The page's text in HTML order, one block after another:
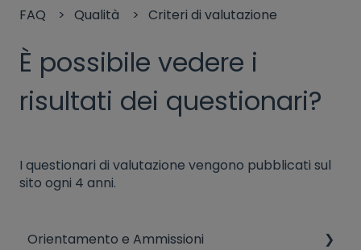
FAQ Qualità Criteri di valutazione
È possibile vedere i
risultati dei questionari?
I questionari di valutazione vengono pubblicati sul
sito ogni 4 anni.
Orientamento e Ammissioni